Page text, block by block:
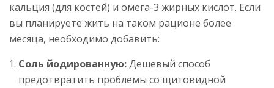
кальция (для костей) и омега-3 жирных кислот. Если
вы планируете жить на таком рационе более
месяца, необходимо добавить:
Соль йодированную:Дешевый способ
предотвратить проблемы со щитовидной